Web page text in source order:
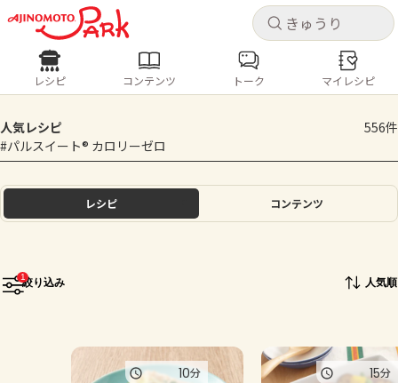
キャ
ログインするとレシピを保存できます
ホーム
トーク
キャ
レシピ コンテンツ
人気の食材・レシピ
きゅうり とうもろこし
レシピ コンテンツ トーク マイレシピ
人気レシピ
556件
#パルスイート® カロリーゼロ
レシピ コンテンツ
1絞り込み 人気順
10分 15分